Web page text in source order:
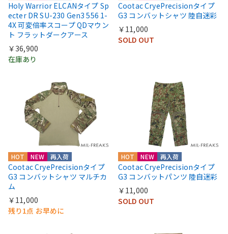
Holy Warrior ELCANタイプ Sp
ecter DR SU-230 Gen3 556 1-
4X 可変倍率スコープ QDマウン
ト フラットダークアース
￥36,900
在庫あり
Cootac CryePrecisionタイプ
G3 コンバットシャツ 陸自迷彩
￥11,000
SOLD OUT
HOT NEW 再入荷
Cootac CryePrecisionタイプ
G3 コンバットシャツ マルチカ
ム
￥11,000
残り1点 お早めに
HOT NEW 再入荷
Cootac CryePrecisionタイプ
G3 コンバットパンツ 陸自迷彩
￥11,000
SOLD OUT